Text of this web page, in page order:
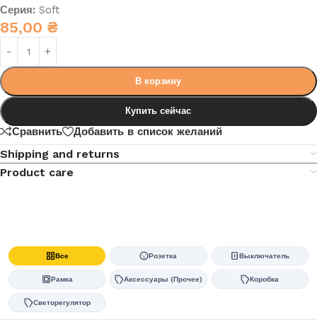
Серия: Soft
85,00 ₴
В корзину
Купить сейчас
Сравнить Добавить в список желаний
Shipping and returns
Product care
Все Розетка Выключатель
Рамка Аксессуары (Прочее) Коробка
Светорегулятор